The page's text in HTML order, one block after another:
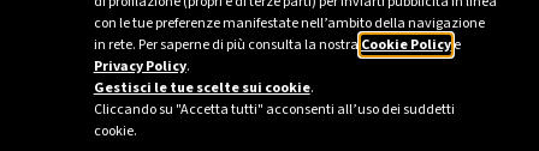
con le tue preferenze manifestate nell’ambito della navigazione
in rete. Per saperne di più consulta la nostra Cookie Policye
Privacy Policy.
Gestisci le tue scelte sui cookie.
Cliccando su "Accetta tutti" acconsenti all’uso dei suddetti
cookie.
solidaire, en tant qu’outil de la transition énergétique et, en
même temps, comme projet de cohésion sociale, capable de
construire un avenir plus proche des personnes.